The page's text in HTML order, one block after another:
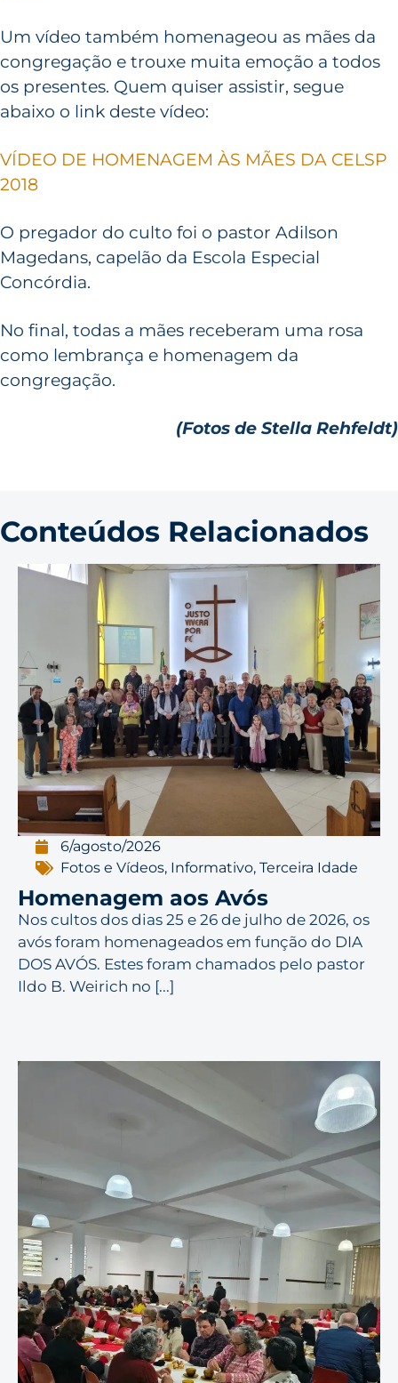
Um vídeo também homenageou as mães da
congregação e trouxe muita emoção a todos
os presentes. Quem quiser assistir, segue
abaixo o link deste vídeo:
VÍDEO DE HOMENAGEM ÀS MÃES DA CELSP
2018
O pregador do culto foi o pastor Adilson
Magedans, capelão da Escola Especial
Concórdia.
No final, todas a mães receberam uma rosa
como lembrança e homenagem da
congregação.
(Fotos de Stella Rehfeldt)
Conteúdos Relacionados
6/agosto/2026
Fotos e Vídeos, Informativo,Terceira Idade
Homenagem aos Avós
Nos cultos dos dias 25 e 26 de julho de 2026, os
avós foram homenageados em função do DIA
DOS AVÓS. Estes foram chamados pelo pastor
Ildo B. Weirich no [...]